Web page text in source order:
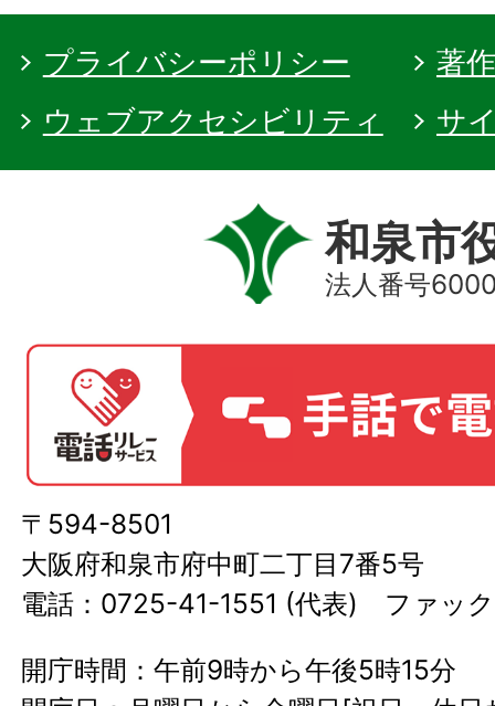
プライバシーポリシー
著
ウェブアクセシビリティ
サ
和泉市
法人番号
〒594-8501
大阪府和泉市府中町二丁目7番5号
電話：0725-41-1551 (代表) ファッ
開庁時間：午前9時から午後5時15分